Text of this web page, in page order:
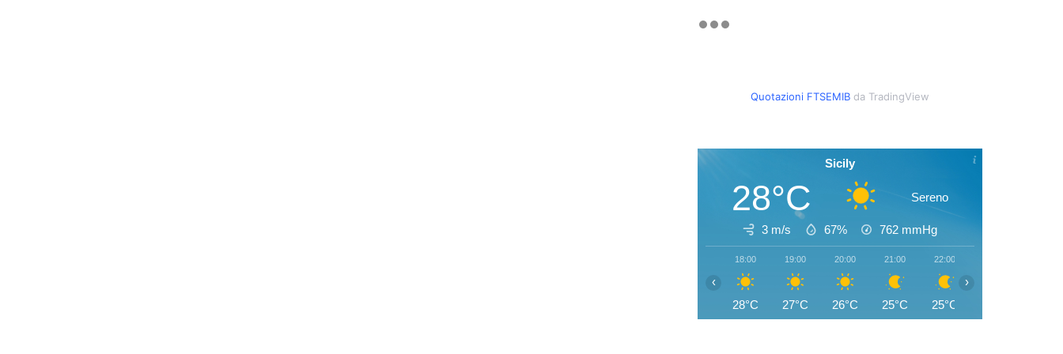
Quotazioni FTSEMIB da TradingView
Sicily
28°C Sereno
3 m/s 67% 762 mmHg
18:00
28°C
19:00
27°C
20:00
26°C
21:00
25°C
22:00
25°C
‹ ›